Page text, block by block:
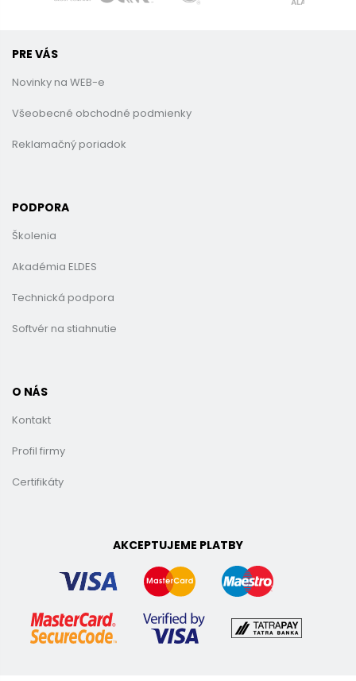
PRE VÁS
Novinky na WEB-e
Všeobecné obchodné podmienky
Reklamačný poriadok
PODPORA
Školenia
Akadémia ELDES
Technická podpora
Softvér na stiahnutie
O NÁS
Kontakt
Profil firmy
Certifikáty
AKCEPTUJEME PLATBY